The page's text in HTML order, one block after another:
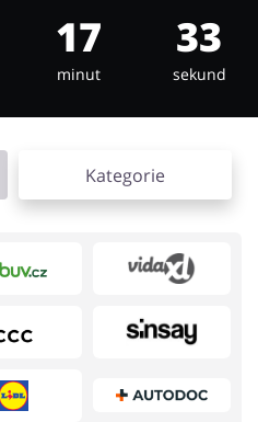
Dům, interiér a zahrada
Počítače foto a elektronika
Oblečení, obuv a doplňky
17
minut
32
sekund
Kategorie